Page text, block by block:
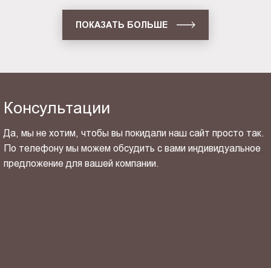
ПОКАЗАТЬ БОЛЬШЕ
Консультации
Да, мы не хотим, чтобы вы покидали наш сайт просто так.
По телефону мы можем обсудить с вами индивидуальное
предложение для вашей компании.